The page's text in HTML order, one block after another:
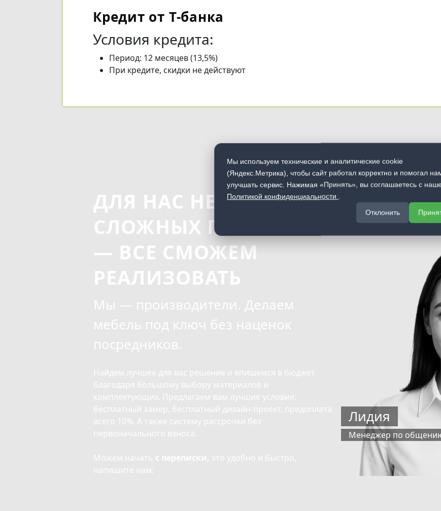
Кредит от Т-банка
Условия кредита:
Период: 12 месяцев (13,5%)
При кредите, скидки не действуют
ДЛЯ НАС НЕТ
СЛОЖНЫХ ПРОЕКТОВ
— ВСЕ СМОЖЕМ
РЕАЛИЗОВАТЬ
Мы — производители. Делаем
мебель под ключ без наценок
посредников.
Найдем лучшее для вас решение и впишемся в бюджет
благодаря большому выбору материалов и
комплектующих. Предлагаем вам лучшие условия:
бесплатный замер, бесплатный дизайн-проект, предоплата
всего 10%. А также систему рассрочки без
первоначального взноса.
Можем начать с переписки, это удобно и быстро,
напишите нам:
Лидия
Менеджер по
Мы используем технические и аналитические cookie
(Яндекс.Метрика), чтобы сайт работал корректно и помогал
улучшать сервис. Нажимая «Принять», вы соглашаетесь с
Политикой конфиденциальности .
Отклонить